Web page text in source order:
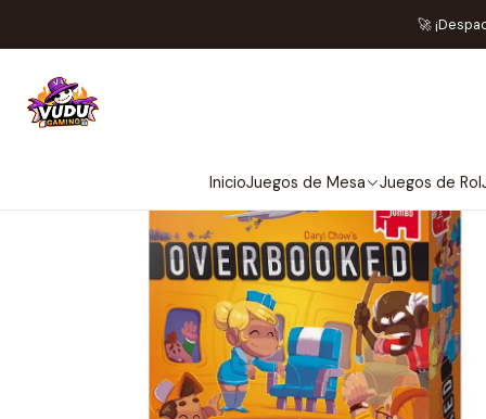
InicioJuegos de Mesa Juegos de Rol
🚀